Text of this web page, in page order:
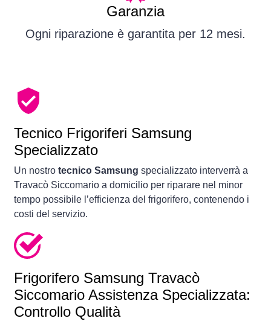
Garanzia
Ogni riparazione è garantita per 12 mesi.
Tecnico Frigoriferi Samsung
Specializzato
Un nostro tecnico Samsung specializzato interverrà a
Travacò Siccomario a domicilio per riparare nel minor
tempo possibile l’efficienza del frigorifero, contenendo i
costi del servizio.
Frigorifero Samsung Travacò
Siccomario Assistenza Specializzata:
Controllo Qualità